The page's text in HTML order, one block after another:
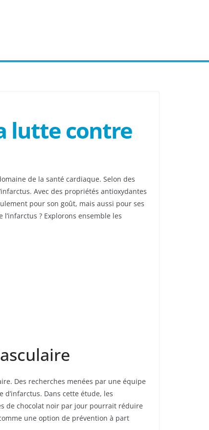
lutte contre
de la santé cardiaque. Selon des
Avec des propriétés antioxydantes
pour son goût, mais aussi pour ses
? Explorons ensemble les
Des recherches menées par une équipe
Dans cette étude, les
de chocolat noir par jour pourrait réduire
une option de prévention à part